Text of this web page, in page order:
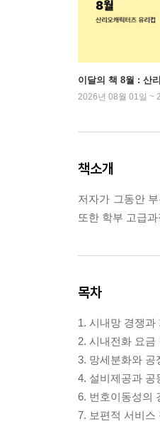
이달의 책 8월 : 산
2026년 08월 01일 ~
책소개
저자가 그동안
또한 학부 고급
목차
1. 시내망 경쟁과
2. 시내전화 요금
3. 망세분화와 공
4. 설비제공과 공
6. 번호이동성의
7. 보편적 서비스